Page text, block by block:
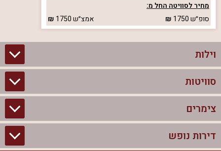
מחיר לסוויטה החל מ:
סופ״ש1750 אמצ״ש1750
וילות
וילות בצפון
וילות להשכרה
סוויטות
סוויטות בצפון
צימרים לזוגות עם בריכה פרטית
צימרים
צימרים בצפון
דירות נופש